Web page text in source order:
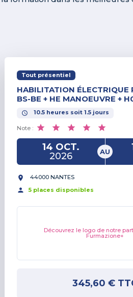
Tout présentiel
HABILITATION ÉLECTRIQUE
BS-BE + HE MANOEUVRE +
10.5heures soit 1.5jours
Note :
14 OCT.
2026
AU
44000 NANTES
5places disponibles
Découvrez le logo de notre
Furmazione+
345,60 €